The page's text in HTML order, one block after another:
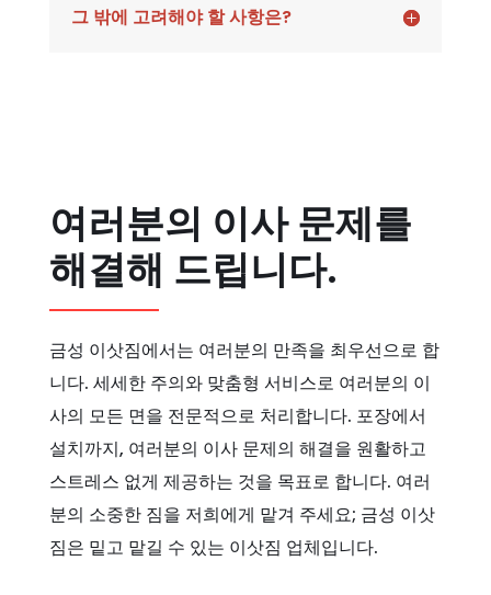
그 밖에 고려해야 할 사항은?
여러분의 이사 문제를
해결해 드립니다.
금성 이삿짐에서는 여러분의 만족을 최우선으로 합
니다. 세세한 주의와 맞춤형 서비스로 여러분의 이
사의 모든 면을 전문적으로 처리합니다. 포장에서
설치까지, 여러분의 이사 문제의 해결을 원활하고
스트레스 없게 제공하는 것을 목표로 합니다. 여러
분의 소중한 짐을 저희에게 맡겨 주세요; 금성 이삿
짐은 밑고 맡길 수 있는 이삿짐 업체입니다.